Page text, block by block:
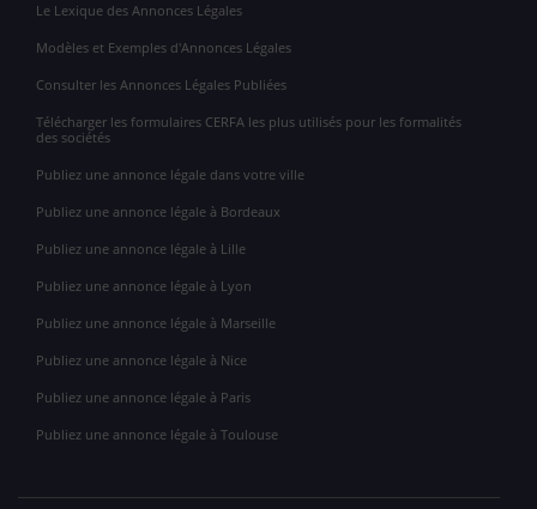
Le Lexique des Annonces Légales
Modèles et Exemples d'Annonces Légales
Consulter les Annonces Légales Publiées
Télécharger les formulaires CERFA les plus utilisés pour les formalités
des sociétés
Publiez une annonce légale dans votre ville
Publiez une annonce légale à Bordeaux
Publiez une annonce légale à Lille
Publiez une annonce légale à Lyon
Publiez une annonce légale à Marseille
Publiez une annonce légale à Nice
Publiez une annonce légale à Paris
Publiez une annonce légale à Toulouse